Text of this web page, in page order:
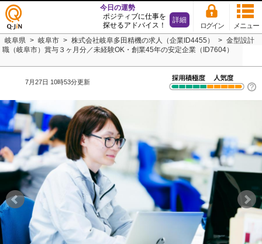
仕事
探し
人サ
メニュー
ログイン
今日の運勢
ポジティブに仕事を
探せるアドバイス！
詳細
岐阜県 岐阜市 株式会社岐阜多田精機の求人（企業ID4455）
金型設計
職（岐阜市）賞与３ヶ月分／未経験OK・創業45年の安定企業（ID7604）
7月27日 10時53分更新